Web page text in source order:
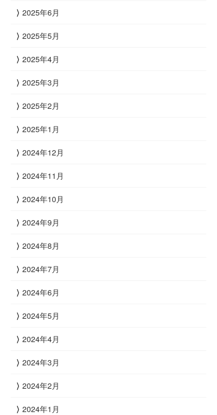
2025年6月
2025年5月
2025年4月
2025年3月
2025年2月
2025年1月
2024年12月
2024年11月
2024年10月
2024年9月
2024年8月
2024年7月
2024年6月
2024年5月
2024年4月
2024年3月
2024年2月
2024年1月